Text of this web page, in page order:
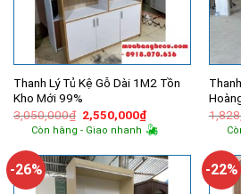
Thanh Lý Tủ Kệ Gỗ Dài 1M2 Tồn
Kho Mới 99%
3,050,000₫ Giá
gốc
là:
2,550,000₫Giá
hiện
tại
2,550,000₫.
Còn hàng - Giao nhanh
-26% -22%